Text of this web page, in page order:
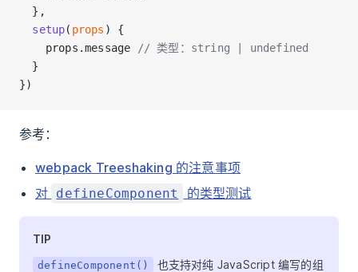
  },
  setup
( props ) {
    props.message
// 类型：string | undefined
  }
})
参考：
webpack Treeshaking 的注意事项
对 defineComponent 的类型测试
TIP
defineComponent()
也支持对纯 JavaScript 编写的组